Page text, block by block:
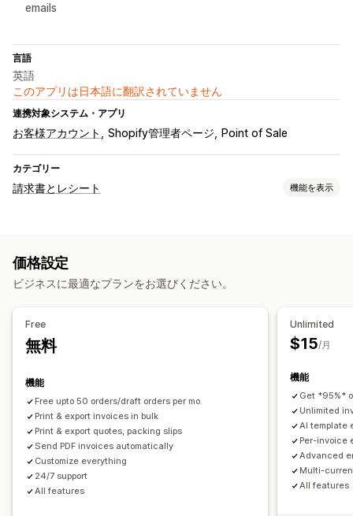
emails
言語
英語
このアプリは日本語に翻訳されていません
連携対象システム・アプリ
お客様アカウント Shopify管理者ページ Point of Sale
カテゴリー
請求書とレシート 機能を表示
カスタムドキュメント
差出人メールアドレス
複数通貨
複数言語
ファイル管理
一括ダウンロード ファイル名の指定
メールオートメーション
PDF生成
印刷とエクスポート レポート
データセキュリティ
連番付け
価格設定
ビジネスに最適なプランをお選びください。
Free
無料
機能
Free upto 50 orders/draft orders per mo.
Print & export invoices in bulk
Print & export quotes, packing slips
Send PDF invoices automatically
Customize everything
24/7 support
All features
Unlimited
$15/月
機能
Get *95%*
Unlimited
AI template
Per-invoice
Advanced
Multi-
All features